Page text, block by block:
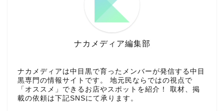
ナカメディア編集部
ナカメディアは中目黒で育ったメンバーが発信する中目
黒専門の情報サイトです。 地元民ならではの視点で
「オススメ」できるお店やスポットを紹介！ 取材、掲
載の依頼は下記SNSにて承ります。